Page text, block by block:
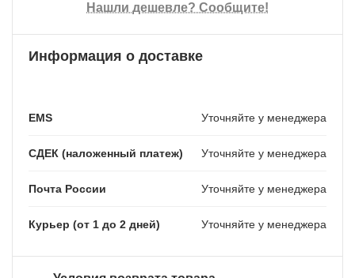
Нашли дешевле? Сообщите!
Информация о доставке
EMS Уточняйте у менеджера
СДЕК (наложенный платеж) Уточняйте у менеджера
Почта России Уточняйте у менеджера
Курьер (от 1 до 2 дней) Уточняйте у менеджера